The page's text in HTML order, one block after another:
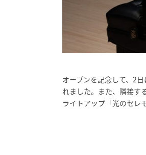
オープンを記念して、2
れました。また、隣接す
ライトアップ「光のセレ